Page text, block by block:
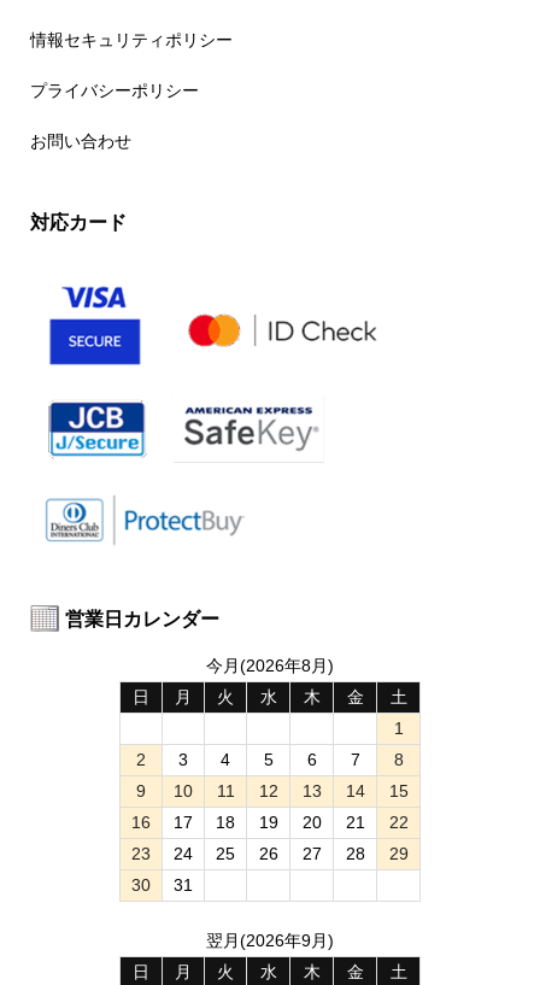
情報セキュリティポリシー
プライバシーポリシー
お問い合わせ
対応カード
営業日カレンダー
今月(2026年8月)
日
月 火 水 木 金
土
1
2
3 4 5 6 7
8
9
10 11 12 13 14
15
16
17 18 19 20 21
22
23
24 25 26 27 28
29
30
31
翌月(2026年9月)
日
月 火 水 木 金
土